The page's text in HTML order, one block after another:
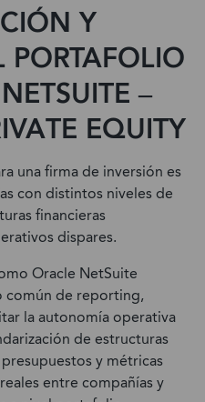
Y
–
EQUITY
una firma de inversión es
con distintos niveles de
financieras
dispares.
Oracle NetSuite
común de reporting,
la autonomía operativa
de estructuras
y métricas
entre compañías y